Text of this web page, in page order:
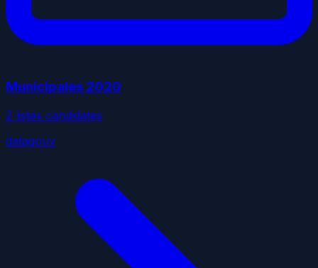
Municipales 2020
2 listes candidates
datagouv